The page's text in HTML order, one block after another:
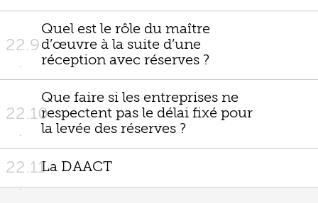
22.9
Quel est le rôle du maître
d’œuvre à la suite d’une
réception avec réserves ?
22.10
Que faire si les entreprises ne
respectent pas le délai fixé pour
la levée des réserves ?
22.11La DAACT